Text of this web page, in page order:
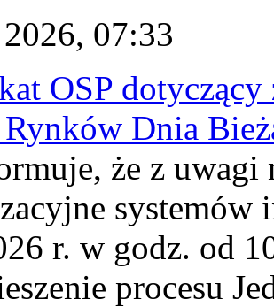
07:33
OSP dotyczący
Rynków Dnia
że z uwagi
r. w godz. od
procesu